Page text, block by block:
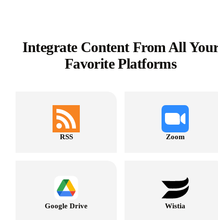
Integrate Content From All
Favorite Platforms
RSS Zoom
Google Drive Wistia